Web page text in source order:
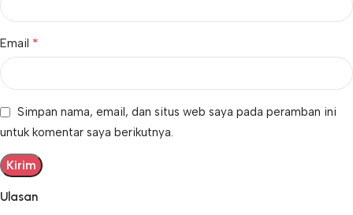
Ulasan
Email *
Simpan nama, email, dan situs web saya pada peramban ini
untuk komentar saya berikutnya.